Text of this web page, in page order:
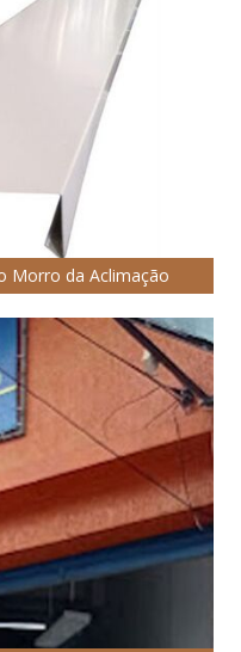
Morro da Aclimação